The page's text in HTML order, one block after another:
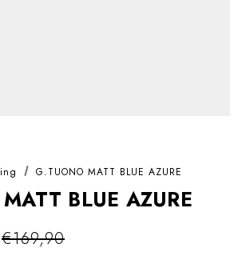
G.TUONO MATT BLUE AZURE
BLUE AZURE
€169,90